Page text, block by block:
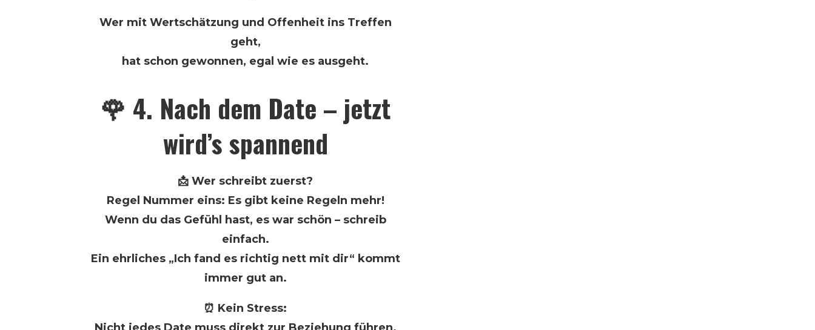
Wer mit Wertschätzung und Offenheit ins Treffen
geht,
hat schon gewonnen, egal wie es ausgeht.
🌹 4. Nach dem Date – jetzt
wird’s spannend
📩 Wer schreibt zuerst?
Regel Nummer eins: Es gibt keine Regeln mehr!
Wenn du das Gefühl hast, es war schön – schreib
einfach.
Ein ehrliches „Ich fand es richtig nett mit dir“ kommt
immer gut an.
⏰ Kein Stress:
Nicht jedes Date muss direkt zur Beziehung führen.